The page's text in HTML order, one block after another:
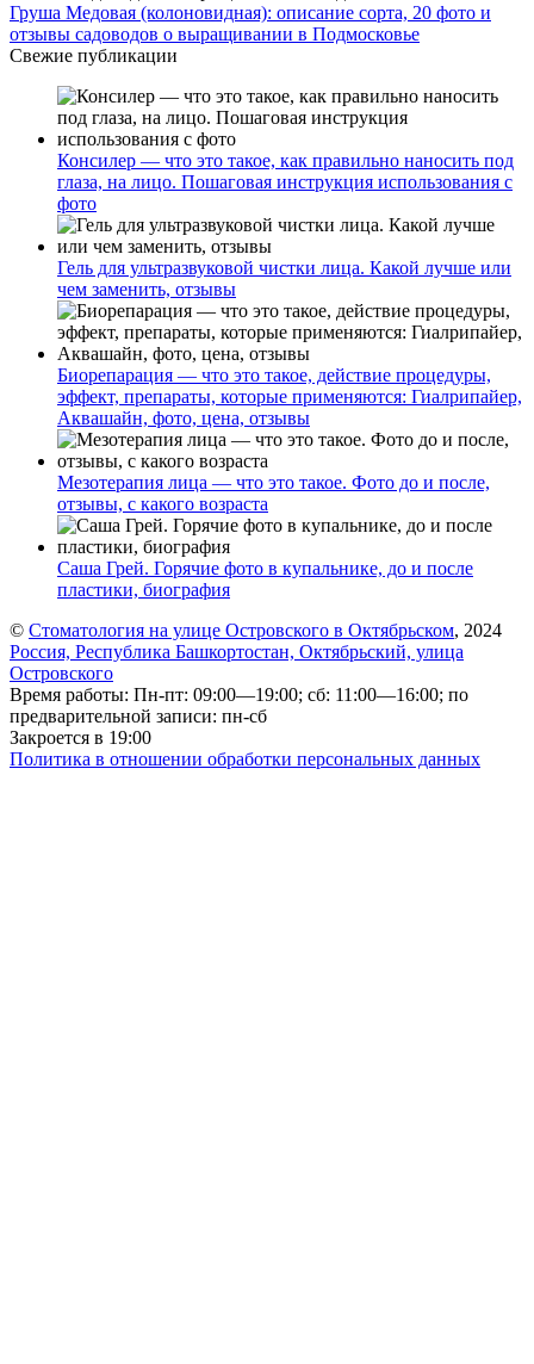
Груша Медовая (колоновидная): описание сорта, 20 фото и
отзывы садоводов о выращивании в Подмосковье
Свежие публикации
Консилер — что это такое, как правильно наносить под
глаза, на лицо. Пошаговая инструкция использования с
фото
Гель для ультразвуковой чистки лица. Какой лучше или
чем заменить, отзывы
Биорепарация — что это такое, действие процедуры,
эффект, препараты, которые применяются: Гиалрипайер,
Аквашайн, фото, цена, отзывы
Мезотерапия лица — что это такое. Фото до и после,
отзывы, с какого возраста
Саша Грей. Горячие фото в купальнике, до и после
пластики, биография
© Стоматология на улице Островского в Октябрьском, 2024
Россия, Республика Башкортостан, Октябрьский, улица
Островского
Время работы: Пн-пт: 09:00—19:00; сб: 11:00—16:00; по
предварительной записи: пн-сб
Закроется в 19:00
Политика в отношении обработки персональных данных